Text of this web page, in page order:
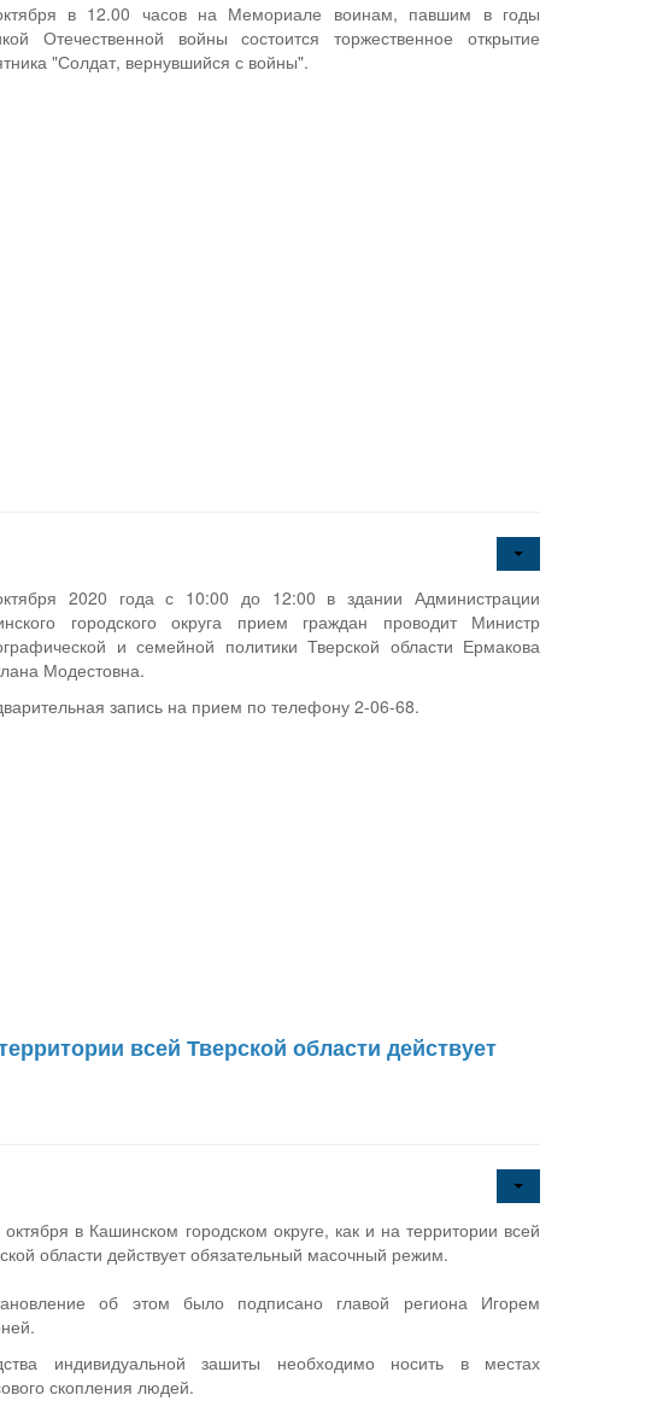
в 12.00 часов на Мемориале воинам, павшим в годы
Отечественной войны состоится торжественное открытие
"Солдат, вернувшийся с войны".
2020 года с 10:00 до 12:00 в здании Администрации
городского округа прием граждан проводит Министр
и семейной политики Тверской области Ермакова
Модестовна.
запись на прием по телефону 2-06-68.
всей Тверской области действует
в Кашинском городском округе, как и на территории всей
области действует обязательный масочный режим.
об этом было подписано главой региона Игорем
индивидуальной зашиты необходимо носить в местах
скопления людей.